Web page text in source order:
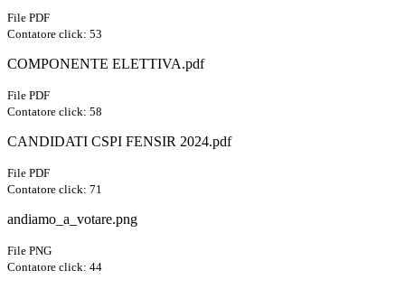
File PDF
Contatore click: 53
COMPONENTE ELETTIVA.pdf
File PDF
Contatore click: 58
CANDIDATI CSPI FENSIR 2024.pdf
File PDF
Contatore click: 71
andiamo_a_votare.png
File PNG
Contatore click: 44